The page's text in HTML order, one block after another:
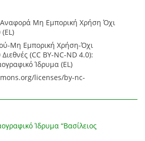
Μη Εμπορική Χρήση Όχι
Μη Εμπορική Χρήση-Όχι
(CC BY-NC-ND 4.0):
Ίδρυμα (EL)
licenses/by-nc-
Ίδρυμα “Βασίλειος